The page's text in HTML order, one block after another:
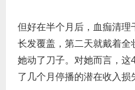
但好在半个月后，血痂清
长发覆盖，第二天就戴着
她动了刀子。对她而言，
了几个月停播的潜在收入损